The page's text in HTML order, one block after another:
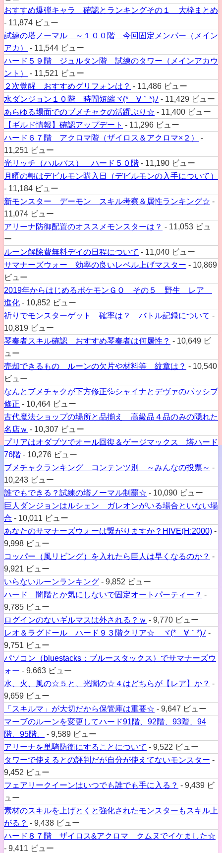
おすすめ爆弾キャラ 確認とランキングその１ 大枠まとめ
- 11,874 ビュー
試練の塔ノーマル ～１００階 今回固定メンバー（メイン
アカ）
- 11,544 ビュー
ハード５９階 ジュルタン階 試練のタワー（メインアカウ
ント）
- 11,521 ビュー
２次覚醒 おすすめグリフォンは？ - 11,486 ビュー
水ダンジョン１０階 時間短縮ヾ(*´∀｀*)ﾉ - 11,429 ビュー
あらゆる場面でのブメチャクの活躍ぶり☆ - 11,400 ビュー
【ギルド情報】確認アップデート - 11,296 ビュー
ハード６７階 アクロマ階（ザイロス＆アクロマ×２）
-
11,251 ビュー
光リッチ（ハルパス） ハード５０階 - 11,190 ビュー
月曜の朝はデビルモン購入日（デビルモンの入手について）
- 11,184 ビュー
新モンスター デーモン スキル考察＆属性ランキング☆ -
11,074 ビュー
アリーナ防御配置のオススメモンスターは？ - 11,053 ビュ
ー
ルーン解除費無料デイの日程について - 11,040 ビュー
サマナーズウォー 効率の良いレベル上げマスター - 10,869
ビュー
2019年からはじめるポケモンＧＯ その５ 野生 レア
進化 - 10,852 ビュー
祈りでモンスターゲット 確率は？ バトル記録について -
10,819 ビュー
琴奏者スキル確認 おすすめ琴奏者は何属性？ - 10,649 ビ
ュー
売却できるもの ルーンの欠片や材料等 紋章は？ - 10,540
ビュー
なんとブメチャクが下方修正💦シャイナとデヴァのパッシブ
修正 - 10,464 ビュー
古代魔法ショップの場所と品揃え 高級品４品のみの隠れた
名店ｗ - 10,307 ビュー
プリアはオダブツでオール回復＆ゲージマックス 塔ハード
76階 - 10,276 ビュー
ブメチャクランキング コンテンツ別 ～みんなの投票～ -
10,243 ビュー
誰でもできる？試練の塔ノーマル制覇☆ - 10,090 ビュー
巨人ダンジョンはルシェン ガレオンがいる場合といない場
合 - 10,011 ビュー
あなたのサマナーズウォーは繋がりますか？HIVE(H:2000) -
9,998 ビュー
コッパー（風リビング）を入れたら巨人は早くなるのか？ -
9,921 ビュー
いらないルーンランキング - 9,852 ビュー
ハード 闇階とか気にしないで固定オートパーティー？ -
9,785 ビュー
ログインのないギルマスは外される？ｗ - 9,770 ビュー
レオ＆ラグドール ハード９３階クリア☆ ヾ(*´∀｀*)ﾉ -
9,751 ビュー
パソコン（bluestacks：ブルースタックス）でサマナーズウ
ォー - 9,663 ビュー
水、火、風の☆５と、光闇の☆４はどちらが【レア】か？ -
9,659 ビュー
「スキルマ」が大切だから保管庫は重要☆ - 9,647 ビュー
マーブのルーンを変更してハード91階、92階、93階、94
階、95階、
- 9,589 ビュー
アリーナを単騎防衛にすることについて - 9,522 ビュー
タワーで使えるとの評判だが自分が使えてないモンスター -
9,452 ビュー
フェアリークイーンはいつでも誰でも手に入る？ - 9,439 ビ
ュー
素材のスキルを上げとくと強化されたモンスターもスキル上
がる？ - 9,438 ビュー
ハード８７階 ザイロス&アクロマ クムヌでイケました☆
- 9,411 ビュー